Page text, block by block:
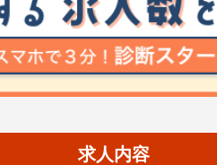
求人内容